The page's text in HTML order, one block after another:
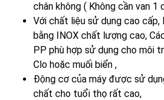
chân không ( Không cần van 1
Với chất liệu sử dụng cao
bằng INOX chất lượng cao,
PP phù hợp sử dụng cho môi
Clo hoặc muối biển ,
Động cơ của máy được sử
chất cho tuổi thọ rất cao,